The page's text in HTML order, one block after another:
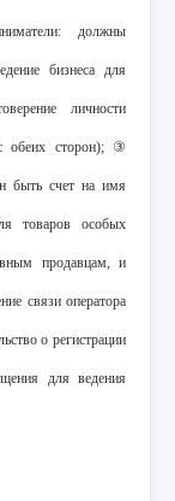
должны
бизнеса для
личности
с обеих сторон); ③
быть счет на имя
товаров особых
продавцам, и
связи оператора
о регистрации
для ведения